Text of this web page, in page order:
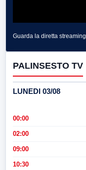
Guarda la diretta streaming
PALINSESTO TV
LUNEDI 03/08
00:00
02:00
09:00
10:30